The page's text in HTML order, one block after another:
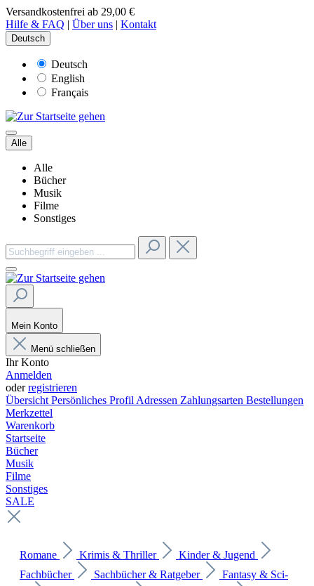
Versandkostenfrei ab 29,00 €
Hilfe & FAQ | Über uns | Kontakt
Deutsch
Deutsch
English
Français
Alle
Alle
Bücher
Musik
Filme
Sonstiges
Mein Konto
Menü schließen
Ihr Konto
Anmelden
oderregistrieren
Übersicht Persönliches Profil Adressen Zahlungsarten Bestellungen
Merkzettel
Warenkorb
Startseite
Bücher
Musik
Filme
Sonstiges
SALE
Romane Krimis & Thriller
Kinder & Jugend
Fachbücher
Sachbücher & Ratgeber
Fantasy & Sci-